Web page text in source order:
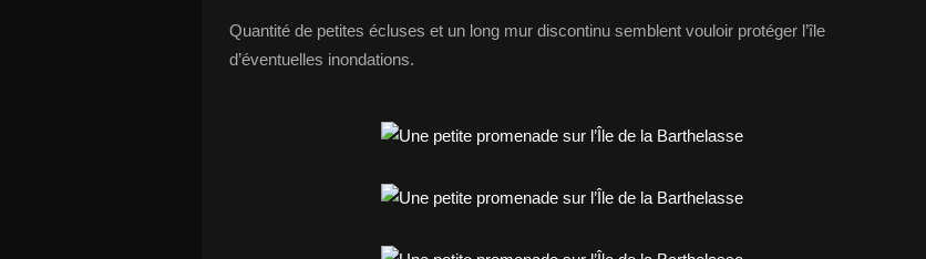
Quantité de petites écluses et un long mur discontinu semblent vouloir protéger l’île
d’éventuelles inondations.